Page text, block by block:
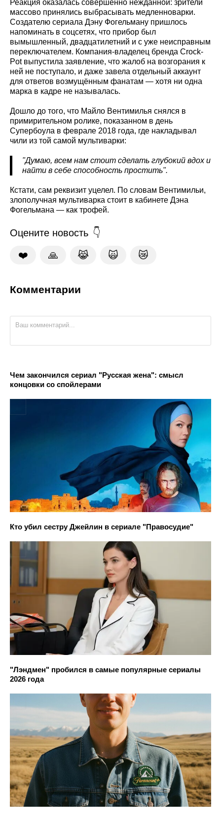
Реакция оказалась совершенно нежданной: зрители
массово принялись выбрасывать медленноварки.
Создателю сериала Дэну Фогельману пришлось
напоминать в соцсетях, что прибор был
вымышленный, двадцатилетний и с уже неисправным
переключателем. Компания-владелец бренда Crock-
Pot выпустила заявление, что жалоб на возгорания к
ней не поступало, и даже завела отдельный аккаунт
для ответов возмущённым фанатам — хотя ни одна
марка в кадре не называлась.
Дошло до того, что Майло Вентимилья снялся в
примирительном ролике, показанном в день
Супербоула в феврале 2018 года, где накладывал
чили из той самой мультиварки:
"Думаю, всем нам стоит сделать глубокий вдох и
найти в себе способность простить".
Кстати, сам реквизит уцелел. По словам Вентимильи,
злополучная мультиварка стоит в кабинете Дэна
Фогельмана — как трофей.
Оцените новость
❤️ 🙏 😹 🙀 😿
Комментарии
Чем закончился сериал "Русская жена": смысл
концовки со спойлерами
Кто убил сестру Джейлин в сериале "Правосудие"
"Лэндмен" пробился в самые популярные сериалы
2026 года